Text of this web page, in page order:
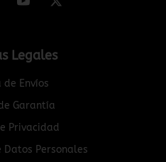
Legales
de Envíos
Garantía
Privacidad
Personales